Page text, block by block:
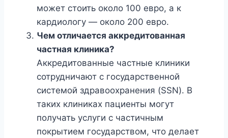
может стоить около 100 евро, а к
кардиологу — около 200 евро.
Чем отличается аккредитованная
частная клиника?
Аккредитованные частные клиники
сотрудничают с государственной
системой здравоохранения (SSN). В
таких клиниках пациенты могут
получать услуги с частичным
покрытием государством, что делает